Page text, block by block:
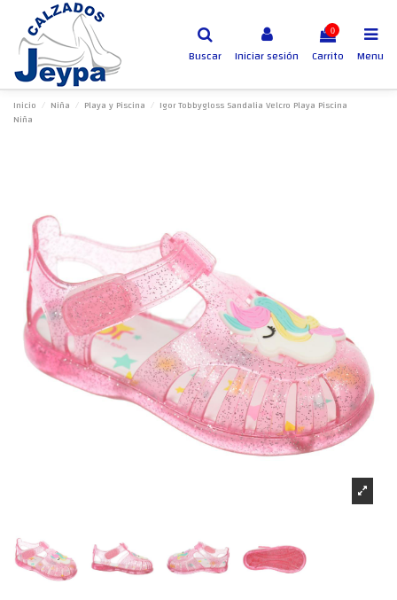
Buscar Iniciar sesión
0
Carrito Menu
Inicio Niña Playa y Piscina
Igor Tobbygloss Sandalia Velcro Playa Piscina
Niña